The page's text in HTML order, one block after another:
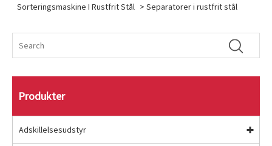
Sorteringsmaskine I Rustfrit Stål > Separatorer i rustfrit stål
Produkter
Adskillelsesudstyr